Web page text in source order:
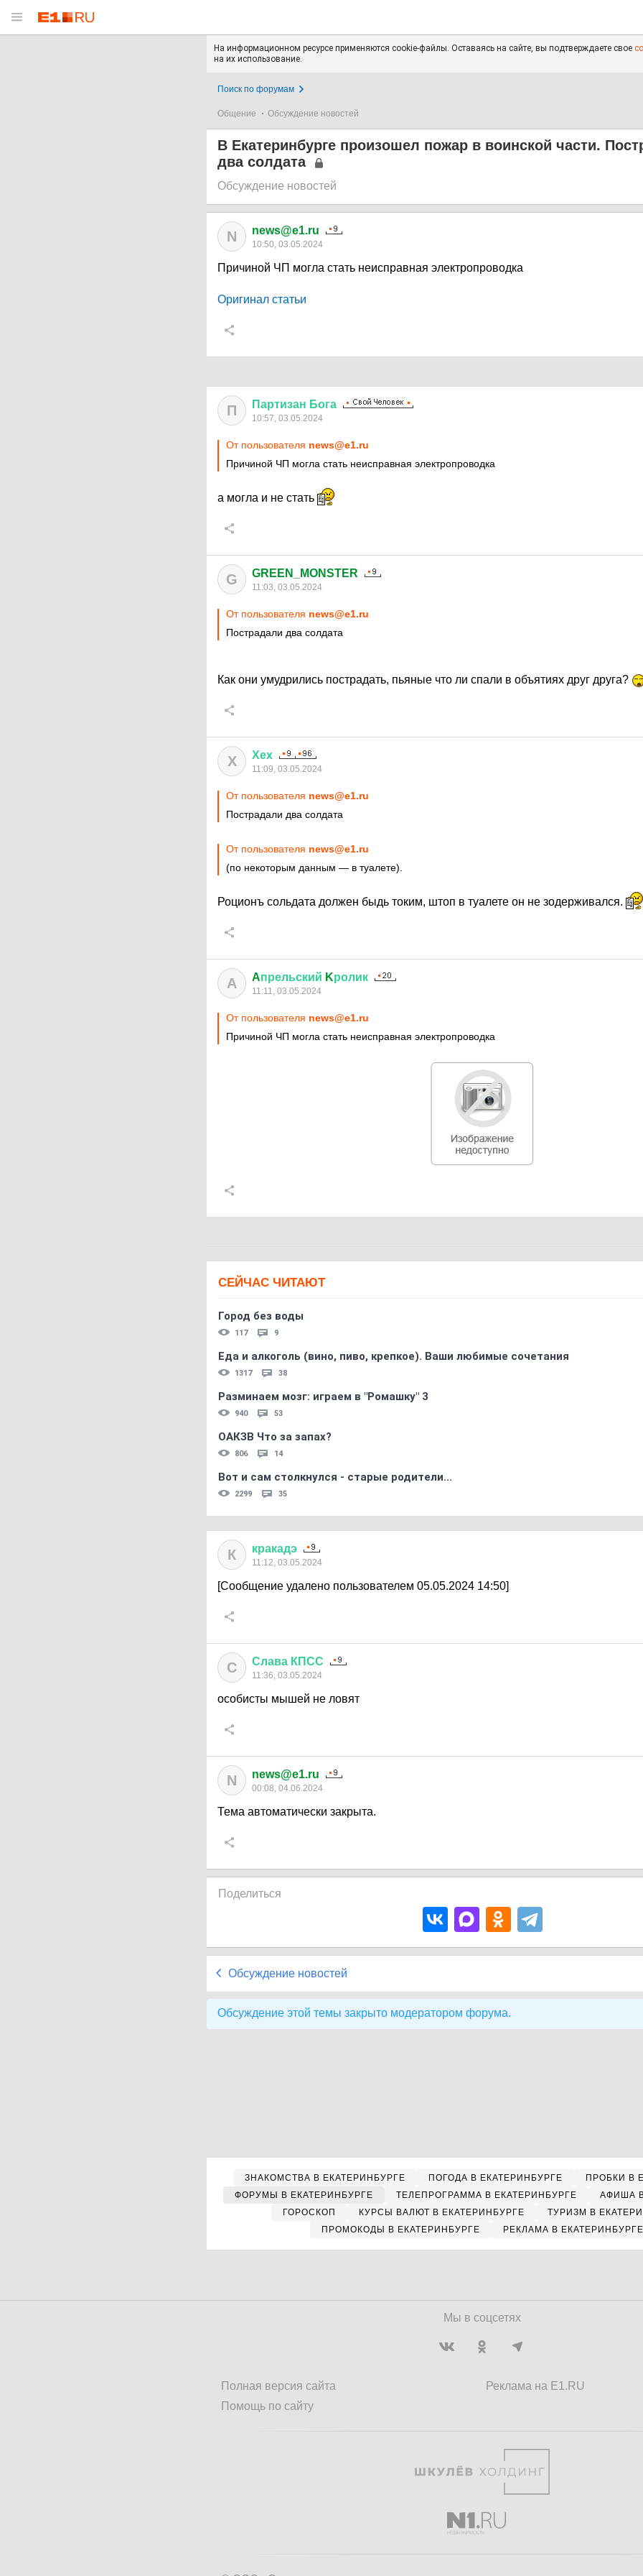
На информационном ресурсе применяются cookie-файлы. Оставаясь на сайте, вы подтверждаете свое
на их использование.
Поиск по форумам
Общение Обсуждение новостей
В Екатеринбурге произошел пожар в воинской части.
два солдата
Обсуждение новостей
N news@e1.ru
10:50, 03.05.2024
Причиной ЧП могла стать неисправная электропроводка
Оригинал статьи
П Партизан Бога
10:57, 03.05.2024
От пользователя news@e1.ru
Причиной ЧП могла стать неисправная электропроводка
а могла и не стать
G GREEN_MONSTER
11:03, 03.05.2024
От пользователя news@e1.ru
Пострадали два солдата
Как они умудрились пострадать, пьяные что ли спали в объятиях друг друга?
Х Хех
11:09, 03.05.2024
От пользователя news@e1.ru
Пострадали два солдата
От пользователя news@e1.ru
(по некоторым данным — в туалете).
Роционъ сольдата должен быдь токим, штоп в туалете он не зодерживался.
A Aпрельский Kролик
11:11, 03.05.2024
От пользователя news@e1.ru
Причиной ЧП могла стать неисправная электропроводка
СЕЙЧАС ЧИТАЮТ
Город без воды
117 9
Еда и алкоголь (вино, пиво, крепкое). Ваши любимые сочетания
1317 38
Разминаем мозг: играем в "Ромашку" 3
940 53
ОАКЗВ Что за запах?
806 14
Вот и сам столкнулся - старые родители...
2299 35
К кракадэ
11:12, 03.05.2024
[Сообщение удалено пользователем 05.05.2024 14:50]
С Слава КПСС
11:36, 03.05.2024
особисты мышей не ловят
N news@e1.ru
00:08, 04.06.2024
Тема автоматически закрыта.
Поделиться
Обсуждение новостей
Обсуждение этой темы закрыто модератором форума.
ЗНАКОМСТВА В ЕКАТЕРИНБУРГЕ ПОГОДА В ЕКАТЕРИНБУРГЕ
ПРОБКИ В
ФОРУМЫ В ЕКАТЕРИНБУРГЕ
ТЕЛЕПРОГРАММА В ЕКАТЕРИНБУРГЕ
АФИША
ГОРОСКОП
КУРСЫ ВАЛЮТ В ЕКАТЕРИНБУРГЕ
ТУРИЗМ В
ПРОМОКОДЫ В ЕКАТЕРИНБУРГЕ
РЕКЛАМА В ЕКАТЕРИНБУРГЕ
Мы в соцсетях
Полная версия сайта
Помощь по сайту
Реклама на E1.RU